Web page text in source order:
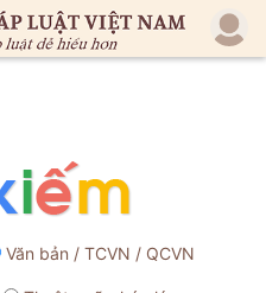
Văn bản / TCVN / QCVN